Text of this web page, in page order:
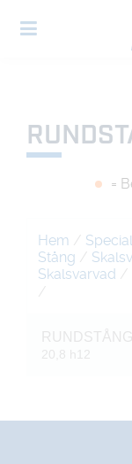
=
Hem /
Stång /
Skalsvarvad /
/
20,8 h12